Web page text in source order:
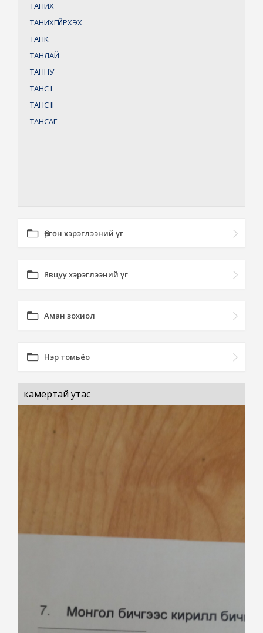
ТАНИХ
ТАНИХГҮЙРХЭХ
ТАНК
ТАНЛАЙ
ТАННУ
ТАНСI
ТАНСII
ТАНСАГ
Өргөн хэрэглээний үг
Явцуу хэрэглээний үг
Аман зохиол
Нэр томьёо
камертай утас